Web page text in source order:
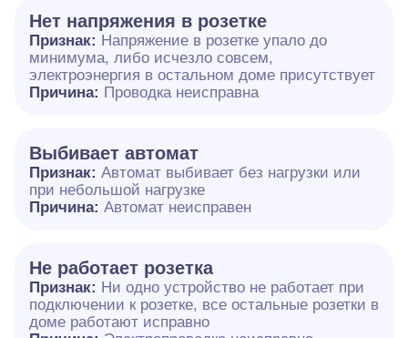
Нет напряжения в розетке
Признак: Напряжение в розетке упало до
минимума, либо исчезло совсем,
электроэнергия в остальном доме присутствует
Причина: Проводка неисправна
Выбивает автомат
Признак: Автомат выбивает без нагрузки или
при небольшой нагрузке
Причина: Автомат неисправен
Не работает розетка
Признак: Ни одно устройство не работает при
подключении к розетке, все остальные розетки в
доме работают исправно